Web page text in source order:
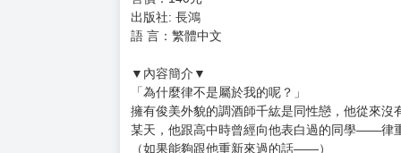
購買評價限制
使用超商取貨付款：負評≦1分 超商未取貨
書名：戀愛故事